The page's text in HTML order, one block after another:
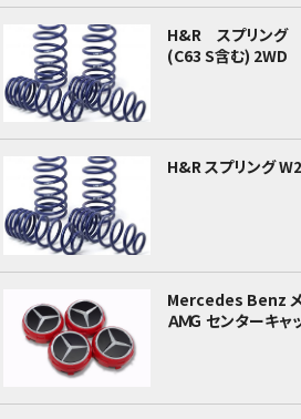
H&R スプリング
(C63 S含む) 2WD
Mercedes Benz
ＡＭＧ センターキャ